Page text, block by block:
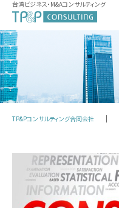
台湾ビジネス・M&Aコンサルティング
TP&Pコンサルティング合同会社